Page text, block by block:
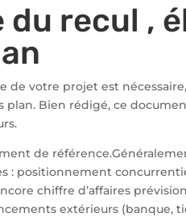
du recul ,
de votre projet est
plan. Bien rédigé, ce
de
: positionnement
chiffre d’affaires
extérieurs (banque,